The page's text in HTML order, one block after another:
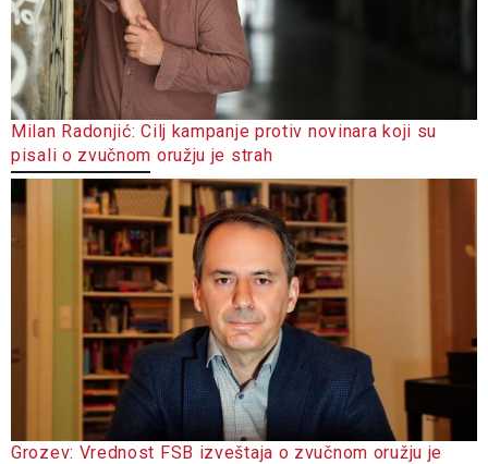
Milan Radonjić: Cilj kampanje protiv novinara koji su
pisali o zvučnom oružju je strah
Grozev: Vrednost FSB izveštaja o zvučnom oružju je